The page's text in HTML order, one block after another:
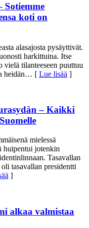
Sotiemme
koti on
alasajosta pysäyttivät.
harkittuina. Itse
vielä tilanteeseen puuttuu
heidän… [ Lue lisää ]
– Kaikki
mielessä
huipentui jotenkin
Tasavallan
tasavallan presidentti
]
alkaa valmistaa